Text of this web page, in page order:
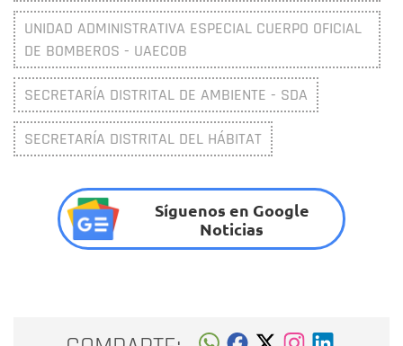
UNIDAD ADMINISTRATIVA ESPECIAL CUERPO OFICIAL
DE BOMBEROS - UAECOB
SECRETARÍA DISTRITAL DE AMBIENTE - SDA
SECRETARÍA DISTRITAL DEL HÁBITAT
Síguenos en Google
Noticias